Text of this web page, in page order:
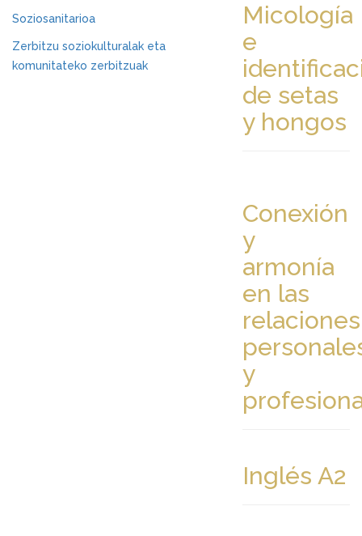
Soziosanitarioa
Zerbitzu soziokulturalak eta
komunitateko zerbitzuak
Micología
e
de setas
y hongos
Conexión
y
armonía
en las
relaciones
y
Inglés A2